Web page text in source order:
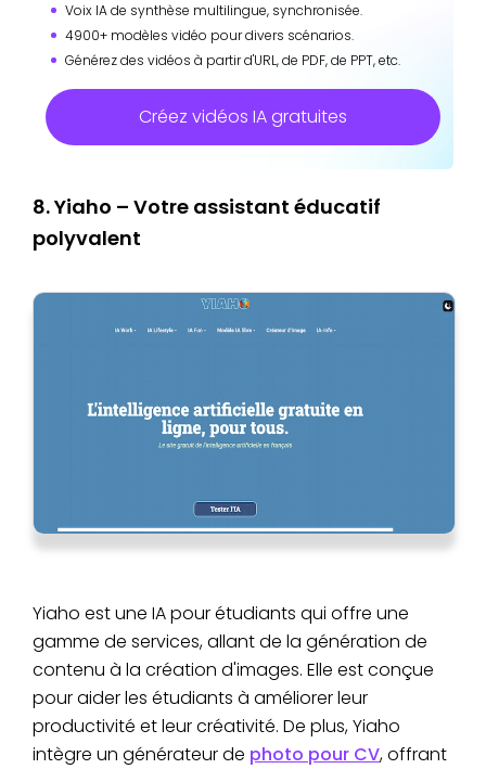
Voix IA de synthèse multilingue, synchronisée.
4900+ modèles vidéo pour divers scénarios.
Générez des vidéos à partir d'URL, de PDF, de PPT, etc.
Créez vidéos IA gratuites
8. Yiaho – Votre assistant éducatif
polyvalent
Yiaho est une IA pour étudiants qui offre une
gamme de services, allant de la génération de
contenu à la création d'images. Elle est conçue
pour aider les étudiants à améliorer leur
productivité et leur créativité. De plus, Yiaho
intègre un générateur de photo pour CV, offrant